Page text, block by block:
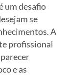
um desafio
se
A
profissional
e as